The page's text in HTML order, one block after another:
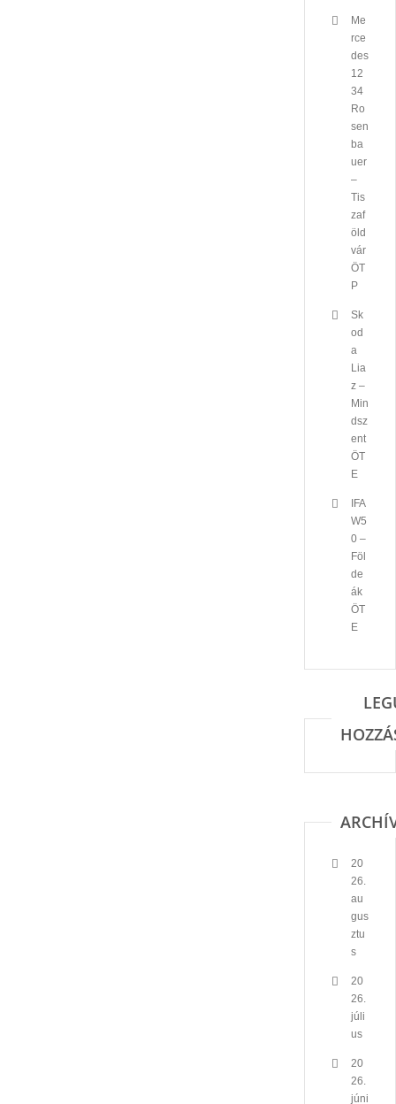
Me
rce
des
12
34
Ro
sen
ba
uer
–
Tis
zaf
öld
vár
ÖT
P
Sk
od
a
Lia
z –
Min
dsz
ent
ÖT
E
IFA
W5
0 –
Föl
de
ák
ÖT
E
20
26.
au
gus
ztu
s
20
26.
júli
us
20
26.
júni